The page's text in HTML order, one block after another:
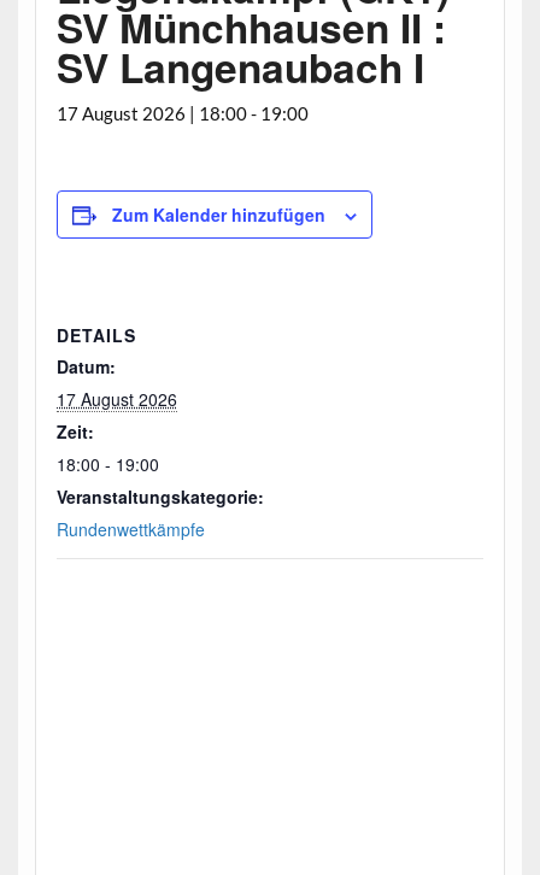
SV Münchhausen II :
SV Langenaubach I
17 August 2026 | 18:00- 19:00
Zum Kalender hinzufügen
DETAILS
Datum:
17 August 2026
Zeit:
18:00 - 19:00
Veranstaltungskategorie:
Rundenwettkämpfe